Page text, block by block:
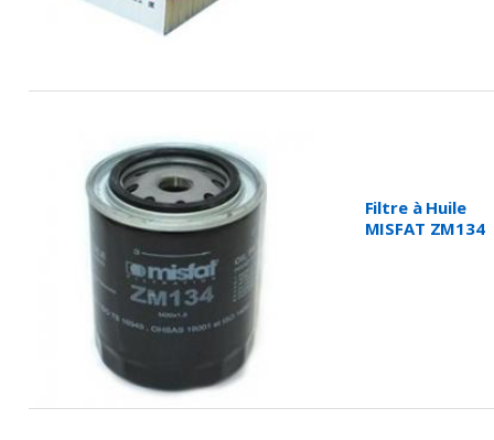
Filtre à Huile
MISFAT ZM134